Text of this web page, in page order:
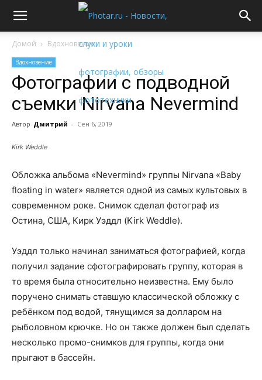
Домой Вдохновение
Вдохновение
Фотографии с подводной
съемки Nirvana Nevermind
Автор Дмитрий - Сен 6, 2019
Kirk Weddle
Обложка альбома «Nevermind» группы Nirvana «Baby
floating in water» является одной из самых культовых в
современном роке. Снимок сделал фотограф из
Остина, США, Кирк Уэддл (Kirk Weddle).
Уэддл только начинал заниматься фотографией, когда
получил задание сфотографировать группу, которая в
то время была относительно неизвестна. Ему было
поручено снимать ставшую классической обложку с
ребёнком под водой, тянущимся за долларом на
рыболовном крючке. Но он также должен был сделать
несколько промо-снимков для группы, когда они
прыгают в бассейн.